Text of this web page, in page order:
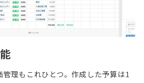
理もこれひとつ。作成した予算は1